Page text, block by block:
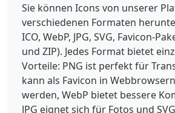
Sie können Icons von unserer
verschiedenen Formaten
ICO, WebP, JPG, SVG, Favicon-
und ZIP). Jedes Format bietet
Vorteile: PNG ist perfekt für
kann als Favicon in
werden, WebP bietet bessere
JPG eignet sich für Fotos und